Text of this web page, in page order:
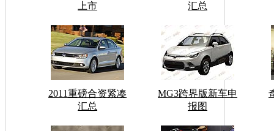
上市
汇总
2011重磅合资紧凑
汇总
MG3跨界版新车申
报图